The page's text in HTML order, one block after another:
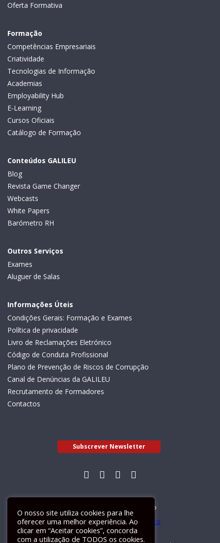
Oferta Formativa
Formação
Competências Empresariais
Criatividade
Tecnologias de Informação
Academias
Employability Hub
E-Learning
Cursos Oficiais
Catálogo de Formação
Conteúdos GALILEU
Blog
Revista Game Changer
Webcasts
White Papers
Barómetro RH
Outros Serviços
Exames
Aluguer de Salas
Informações Úteis
Condições Gerais: Formação e Exames
Política de privacidade
Livro de Reclamações Eletrónico
Código de Conduta Profissional
Plano de Prevenção de Riscos de Corrupção
Canal de Denúncias da GALILEU
Recrutamento de Formadores
Contactos
Subscrever Newsletter
Livro de Reclamações Electrónico
O nosso site utiliza cookies para lhe
oferecer uma melhor experiência. Ao
clicar em “Aceitar cookies”, concorda
com a utilização de TODOS os cookies.